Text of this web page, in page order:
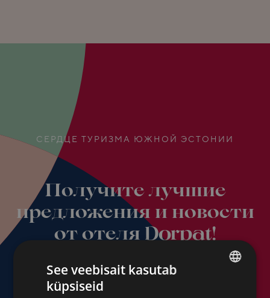
СЕРДЦЕ ТУРИЗМА ЮЖНОЙ ЭСТОНИИ
Получите лучшие
предложения и новости
от отеля Dorpat!
See veebisait kasutab
küpsiseid